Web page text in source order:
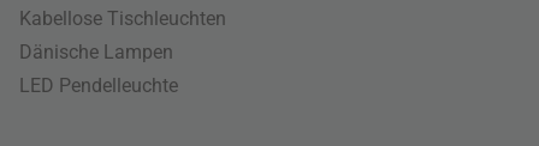
Kabellose Tischleuchten
Dänische Lampen
LED Pendelleuchte